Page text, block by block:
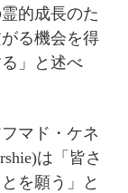
的成長のた
る機会を得
」と述べ
マド・ケネ
は「皆さ
を願う」と